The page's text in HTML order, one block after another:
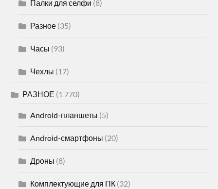
Палки для селфи (8)
Разное (35)
Часы (93)
Чехлы (17)
РАЗНОЕ (1 770)
Android-планшеты (5)
Android-смартфоны (20)
Дроны (8)
Комплектующие для ПК (32)